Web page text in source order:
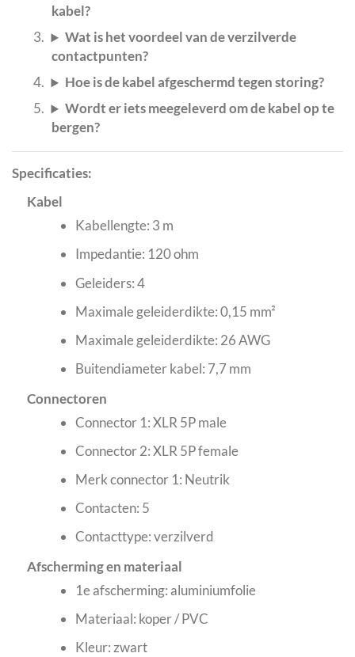
kabel?
Wat is het voordeel van de verzilverde
contactpunten?
Hoe is de kabel afgeschermd tegen storing?
Wordt er iets meegeleverd om de kabel op te
bergen?
Specificaties:
Kabel
Kabellengte: 3 m
Impedantie: 120 ohm
Geleiders: 4
Maximale geleiderdikte: 0,15 mm²
Maximale geleiderdikte: 26 AWG
Buitendiameter kabel: 7,7 mm
Connectoren
Connector 1: XLR 5P male
Connector 2: XLR 5P female
Merk connector 1: Neutrik
Contacten: 5
Contacttype: verzilverd
Afscherming en materiaal
1e afscherming: aluminiumfolie
Materiaal: koper / PVC
Kleur: zwart